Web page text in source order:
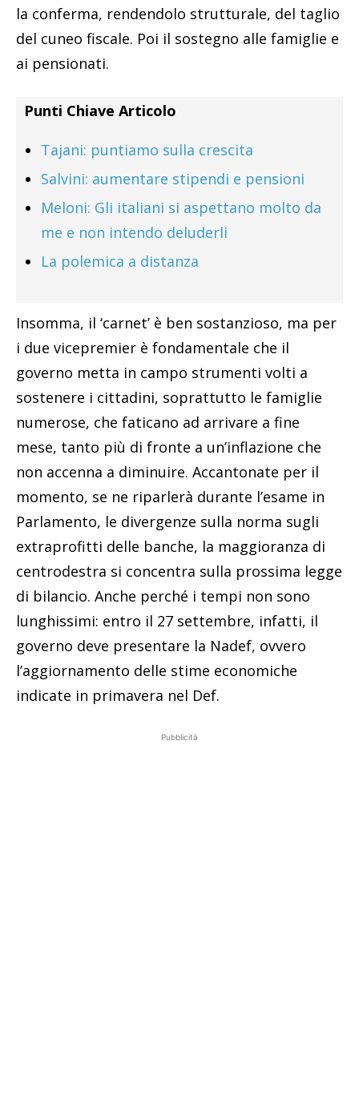
la conferma, rendendolo strutturale, del taglio
del cuneo fiscale. Poi il sostegno alle famiglie e
ai pensionati.
Punti Chiave Articolo
Tajani: puntiamo sulla crescita
Salvini: aumentare stipendi e pensioni
Meloni: Gli italiani si aspettano molto da
me e non intendo deluderli
La polemica a distanza
Insomma, il ‘carnet’ è ben sostanzioso, ma per
i due vicepremier è fondamentale che il
governo metta in campo strumenti volti a
sostenere i cittadini, soprattutto le famiglie
numerose, che faticano ad arrivare a fine
mese, tanto più di fronte a un’inflazione che
non accenna a diminuire. Accantonate per il
momento, se ne riparlerà durante l’esame in
Parlamento, le divergenze sulla norma sugli
extraprofitti delle banche, la maggioranza di
centrodestra si concentra sulla prossima legge
di bilancio. Anche perché i tempi non sono
lunghissimi: entro il 27 settembre, infatti, il
governo deve presentare la Nadef, ovvero
l’aggiornamento delle stime economiche
indicate in primavera nel Def.
Pubblicità